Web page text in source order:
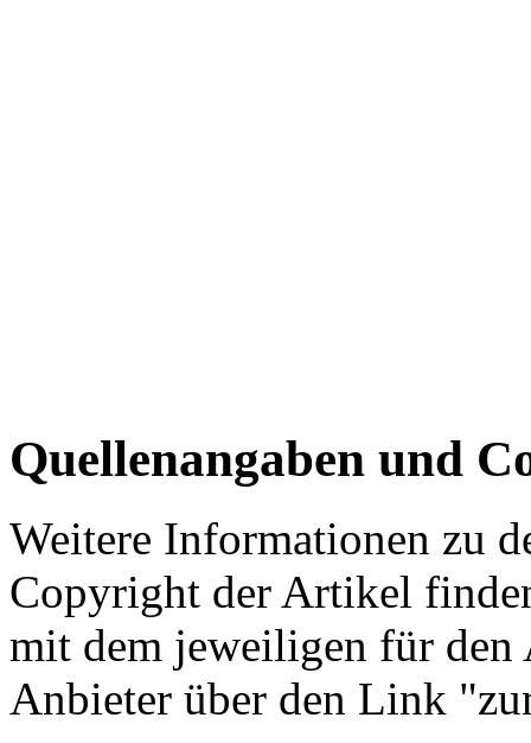
Quellenangaben und
Weitere Informationen zu
Copyright der Artikel
mit dem jeweiligen für
Anbieter über den Link